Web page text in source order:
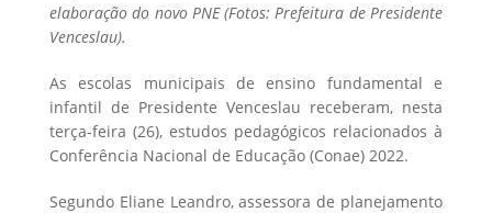
elaboração do novo PNE (Fotos: Prefeitura de Presidente
Venceslau).
As escolas municipais de ensino fundamental e
infantil de Presidente Venceslau receberam, nesta
terça-feira (26), estudos pedagógicos relacionados à
Conferência Nacional de Educação (Conae) 2022.
Segundo Eliane Leandro, assessora de planejamento